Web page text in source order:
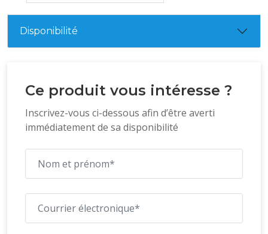
Disponibilité
Ce produit vous intéresse ?
Inscrivez-vous ci-dessous afin d’être averti
immédiatement de sa disponibilité